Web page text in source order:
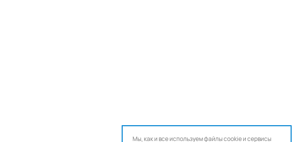
Мы, как и все используем файлы cookie и сервисы